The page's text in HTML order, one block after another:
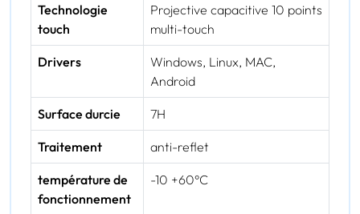
Technologie
touch
Projective capacitive 10 points
multi-touch
Drivers
Windows, Linux, MAC,
Android
Surface durcie 7H
Traitement anti-reflet
température de
fonctionnement
-10 +60°C